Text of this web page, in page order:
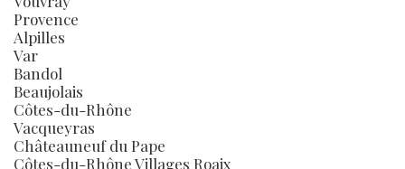
Provence
Alpilles
Var
Bandol
Beaujolais
Côtes-du-Rhône
Vacqueyras
Châteauneuf du Pape
Côtes-du-Rhône Villages Roaix